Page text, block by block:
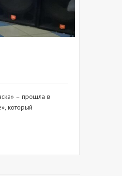
– прошла в
который